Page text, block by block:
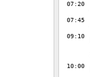
07:20
07:45
09:10
10:00